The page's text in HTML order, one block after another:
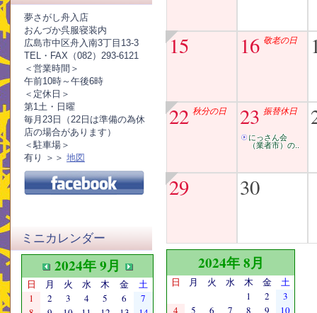
夢さがし舟入店
おんづか呉服寝装内
広島市中区舟入南3丁目13-3
TEL・FAX（082）293-6121
＜営業時間＞
午前10時～午後6時
＜定休日＞
第1土・日曜
毎月23日（22日は準備の為休
店の場合があります）
＜駐車場＞
有り ＞＞ 地図
ミニカレンダー
2024年 9月
日 月 火 水 木 金
土
1
2 3 4 5 6
7
15 16 敬老の日
22 秋分の日 23 振替休日
にっさん会
（業者市）の..
29 30
2024年 8月
日 月 火 水 木 金
土
1
2
3
4
5 6 7 8 9
10